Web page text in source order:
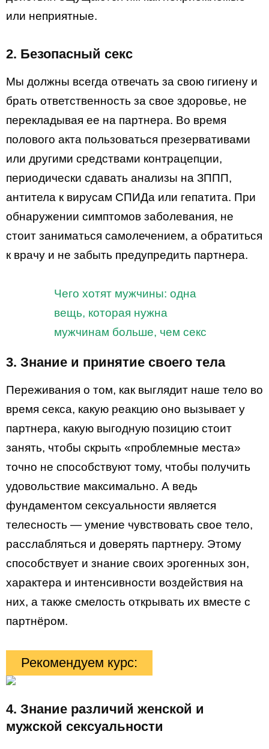
или неприятные.
2. Безопасный секс
Мы должны всегда отвечать за свою гигиену и
брать ответственность за свое здоровье, не
перекладывая ее на партнера. Во время
полового акта пользоваться презервативами
или другими средствами контрацепции,
периодически сдавать анализы на ЗППП,
антитела к вирусам СПИДа или гепатита. При
обнаружении симптомов заболевания, не
стоит заниматься самолечением, а обратиться
к врачу и не забыть предупредить партнера.
Чего хотят мужчины: одна
вещь, которая нужна
мужчинам больше, чем секс
3. Знание и принятие своего тела
Переживания о том, как выглядит наше тело во
время секса, какую реакцию оно вызывает у
партнера, какую выгодную позицию стоит
занять, чтобы скрыть «проблемные места»
точно не способствуют тому, чтобы получить
удовольствие максимально. А ведь
фундаментом сексуальности является
телесность — умение чувствовать свое тело,
расслабляться и доверять партнеру. Этому
способствует и знание своих эрогенных зон,
характера и интенсивности воздействия на
них, а также смелость открывать их вместе с
партнёром.
Рекомендуем курс:
4. Знание различий женской и
мужской сексуальности